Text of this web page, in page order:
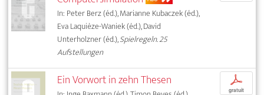
In: Peter Berz (éd.), Marianne Kubaczek (éd.),
Eva Laquièze-Waniek (éd.), David
Unterholzner (éd.),Spielregeln. 25
Aufstellungen
Ein Vorwort in zehn Thesen p
gratuit